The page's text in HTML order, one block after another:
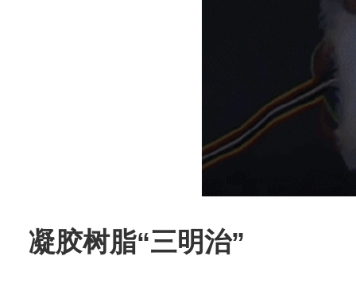
凝胶树脂“三明治”